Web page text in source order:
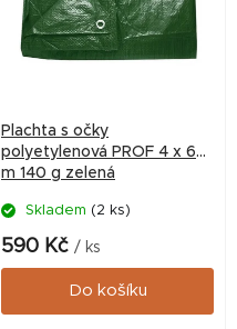
Plachta s očky
polyetylenová PROF 4 x 6
m 140 g zelená
Skladem (2 ks)
590 Kč / ks
Do košíku